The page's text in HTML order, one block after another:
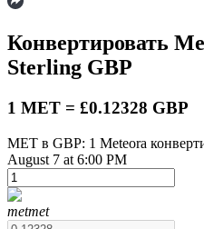
USDT-фьючерсы
обеспечения
Конвертировать
Sterling GBP
1 MET = £0.12328 GBP
MET в GBP: 1 Meteora
August 7 at 6:00 PM
metmet